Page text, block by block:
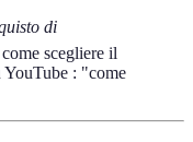
di
scegliere il
YouTube : "come